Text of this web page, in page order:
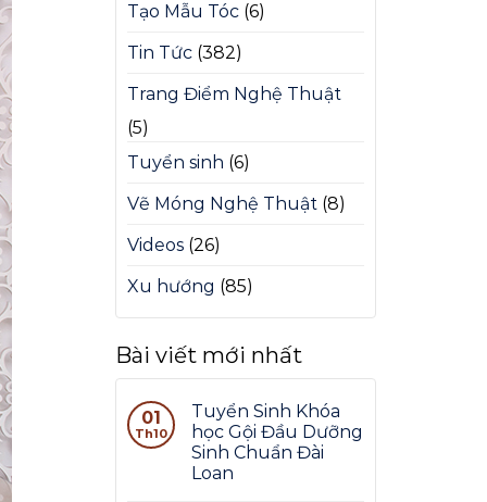
Tạo Mẫu Tóc (6)
Tin Tức (382)
Trang Điểm Nghệ Thuật
(5)
Tuyển sinh (6)
Vẽ Móng Nghệ Thuật (8)
Videos (26)
Xu hướng (85)
Bài viết mới nhất
01
Th10
Tuyển Sinh Khóa
học Gội Đầu Dưỡng
Sinh Chuẩn Đài
Loan